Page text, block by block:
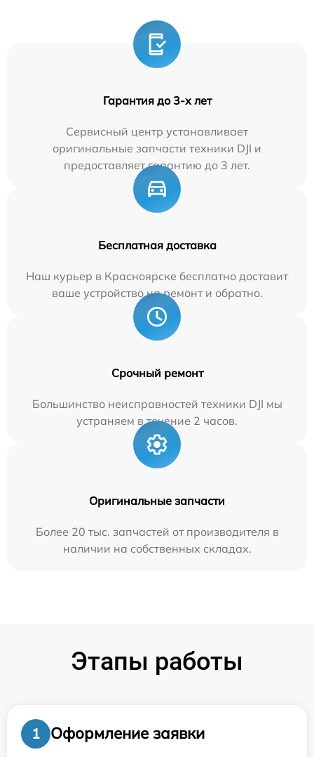
Гарантия до 3-х лет
Сервисный центр устанавливает
оригинальные запчасти техники DJI и
предоставляет гарантию до 3 лет.
Бесплатная доставка
Наш курьер в Красноярске бесплатно доставит
ваше устройство на ремонт и обратно.
Срочный ремонт
Большинство неисправностей техники DJI мы
устраняем в течение 2 часов.
Оригинальные запчасти
Более 20 тыс. запчастей от производителя в
наличии на собственных складах.
Этапы работы
1
Оформление заявки